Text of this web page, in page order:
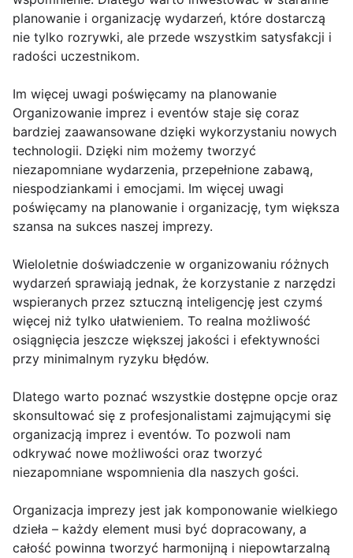
planowanie i organizację wydarzeń, które dostarczą
nie tylko rozrywki, ale przede wszystkim satysfakcji i
radości uczestnikom.
Im więcej uwagi poświęcamy na planowanie
Organizowanie imprez i eventów staje się coraz
bardziej zaawansowane dzięki wykorzystaniu nowych
technologii. Dzięki nim możemy tworzyć
niezapomniane wydarzenia, przepełnione zabawą,
niespodziankami i emocjami. Im więcej uwagi
poświęcamy na planowanie i organizację, tym większa
szansa na sukces naszej imprezy.
Wieloletnie doświadczenie w organizowaniu różnych
wydarzeń sprawiają jednak, że korzystanie z narzędzi
wspieranych przez sztuczną inteligencję jest czymś
więcej niż tylko ułatwieniem. To realna możliwość
osiągnięcia jeszcze większej jakości i efektywności
przy minimalnym ryzyku błędów.
Dlatego warto poznać wszystkie dostępne opcje oraz
skonsultować się z profesjonalistami zajmującymi się
organizacją imprez i eventów. To pozwoli nam
odkrywać nowe możliwości oraz tworzyć
niezapomniane wspomnienia dla naszych gości.
Organizacja imprezy jest jak komponowanie wielkiego
dzieła – każdy element musi być dopracowany, a
całość powinna tworzyć harmonijną i niepowtarzalną